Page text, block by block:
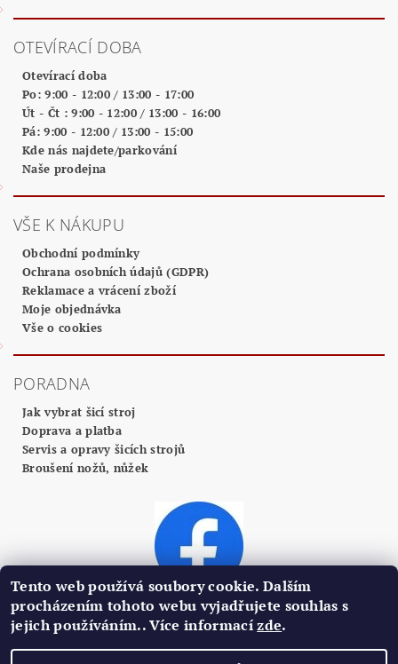
OTEVÍRACÍ DOBA
Otevírací doba
Po: 9:00 - 12:00 / 13:00 - 17:00
Út - Čt : 9:00 - 12:00 / 13:00 - 16:00
Pá: 9:00 - 12:00 / 13:00 - 15:00
Kde nás najdete/parkování
Naše prodejna
VŠE K NÁKUPU
Obchodní podmínky
Ochrana osobních údajů (GDPR)
Reklamace a vrácení zboží
Moje objednávka
Vše o cookies
PORADNA
Jak vybrat šicí stroj
Doprava a platba
Servis a opravy šicích strojů
Broušení nožů, nůžek
2026 ©Profi Centrum Plzeň, všechna práva vyhrazena
Tento web používá soubory cookie. Dalším
procházením tohoto webu vyjadřujete souhlas s
jejich používáním.. Více informacízde.